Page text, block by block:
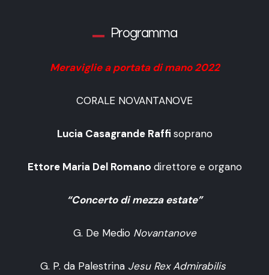
Programma
Meraviglie a portata di mano 2022
CORALE NOVANTANOVE
Lucia Casagrande Raffi soprano
Ettore Maria Del Romano direttore e organo
“Concerto di mezza estate”
G. De Medio Novantanove
G. P. da Palestrina Jesu Rex Admirabilis